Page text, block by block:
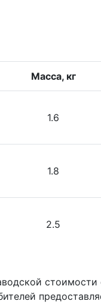
Масса, кг
1.6
1.8
2.5